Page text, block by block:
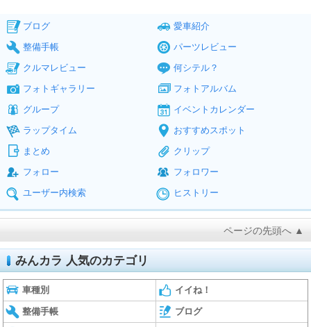
ブログ
愛車紹介
整備手帳
パーツレビュー
クルマレビュー
何シテル？
フォトギャラリー
フォトアルバム
グループ
イベントカレンダー
ラップタイム
おすすめスポット
まとめ
クリップ
フォロー
フォロワー
ユーザー内検索
ヒストリー
ページの先頭へ ▲
みんカラ 人気のカテゴリ
車種別 イイね！
整備手帳 ブログ